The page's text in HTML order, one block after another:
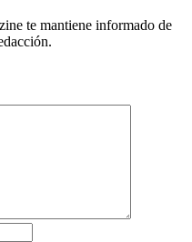
te mantiene informado de